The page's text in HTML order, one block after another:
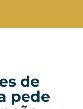
de
pede